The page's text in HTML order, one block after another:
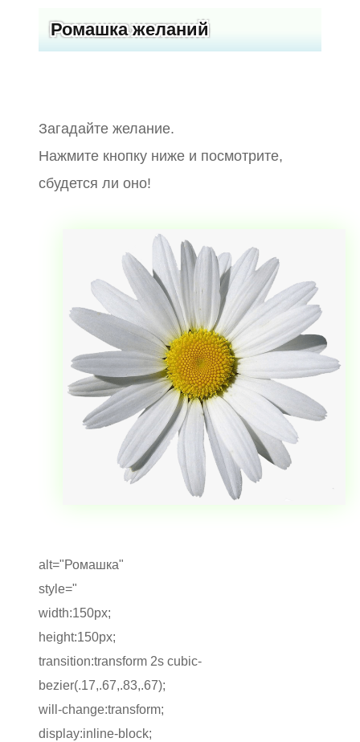
Ромашка желаний
Загадайте желание.
Нажмите кнопку ниже и посмотрите,
сбудется ли оно!
alt="Ромашка"
style="
width:150px;
height:150px;
transition:transform 2s cubic-
bezier(.17,.67,.83,.67);
will-change:transform;
display:inline-block;